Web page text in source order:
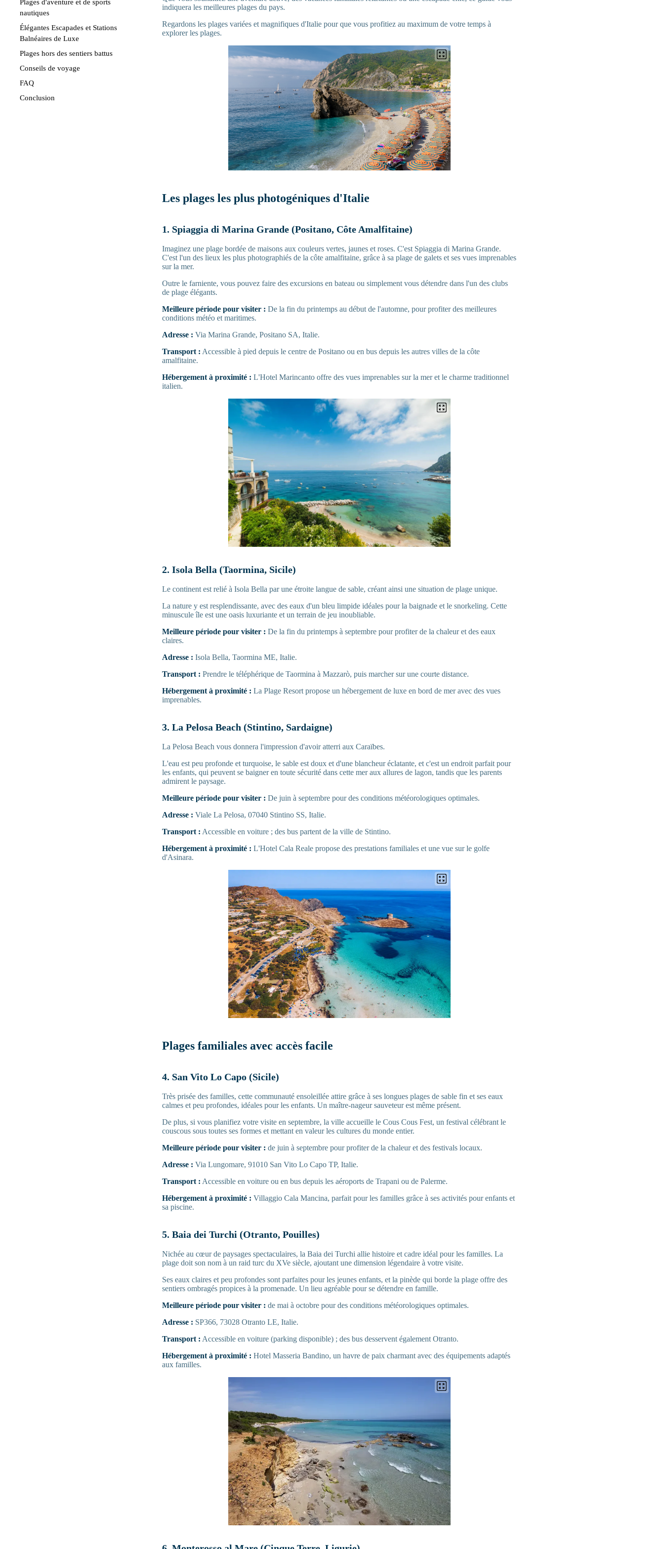
Plages d'aventure et de sports
nautiques
Élégantes Escapades et Stations
Balnéaires de Luxe
Plages hors des sentiers battus
Conseils de voyage
FAQ
Conclusion
indiquera les meilleures plages du pays.
Regardons les plages variées et magnifiques d'Italie pour que vous profitiez au maximum de votre temps à
explorer les plages.
Les plages les plus photogéniques d'Italie
1. Spiaggia di Marina Grande (Positano, Côte Amalfitaine)
Imaginez une plage bordée de maisons aux couleurs vertes, jaunes et roses. C'est Spiaggia di Marina Grande.
C'est l'un des lieux les plus photographiés de la côte amalfitaine, grâce à sa plage de galets et ses vues imprenables
sur la mer.
Outre le farniente, vous pouvez faire des excursions en bateau ou simplement vous détendre dans l'un des clubs
de plage élégants.
Meilleure période pour visiter : De la fin du printemps au début de l'automne, pour profiter des meilleures
conditions météo et maritimes.
Adresse : Via Marina Grande, Positano SA, Italie.
Transport : Accessible à pied depuis le centre de Positano ou en bus depuis les autres villes de la côte
amalfitaine.
Hébergement à proximité : L'Hotel Marincanto offre des vues imprenables sur la mer et le charme traditionnel
italien.
2. Isola Bella (Taormina, Sicile)
Le continent est relié à Isola Bella par une étroite langue de sable, créant ainsi une situation de plage unique.
La nature y est resplendissante, avec des eaux d'un bleu limpide idéales pour la baignade et le snorkeling. Cette
minuscule île est une oasis luxuriante et un terrain de jeu inoubliable.
Meilleure période pour visiter : De la fin du printemps à septembre pour profiter de la chaleur et des eaux
claires.
Adresse : Isola Bella, Taormina ME, Italie.
Transport : Prendre le téléphérique de Taormina à Mazzarò, puis marcher sur une courte distance.
Hébergement à proximité : La Plage Resort propose un hébergement de luxe en bord de mer avec des vues
imprenables.
3. La Pelosa Beach (Stintino, Sardaigne)
La Pelosa Beach vous donnera l'impression d'avoir atterri aux Caraïbes.
L'eau est peu profonde et turquoise, le sable est doux et d'une blancheur éclatante, et c'est un endroit parfait pour
les enfants, qui peuvent se baigner en toute sécurité dans cette mer aux allures de lagon, tandis que les parents
admirent le paysage.
Meilleure période pour visiter : De juin à septembre pour des conditions météorologiques optimales.
Adresse : Viale La Pelosa, 07040 Stintino SS, Italie.
Transport : Accessible en voiture ; des bus partent de la ville de Stintino.
Hébergement à proximité : L'Hotel Cala Reale propose des prestations familiales et une vue sur le golfe
d'Asinara.
Plages familiales avec accès facile
4. San Vito Lo Capo (Sicile)
Très prisée des familles, cette communauté ensoleillée attire grâce à ses longues plages de sable fin et ses eaux
calmes et peu profondes, idéales pour les enfants. Un maître-nageur sauveteur est même présent.
De plus, si vous planifiez votre visite en septembre, la ville accueille le Cous Cous Fest, un festival célébrant le
couscous sous toutes ses formes et mettant en valeur les cultures du monde entier.
Meilleure période pour visiter : de juin à septembre pour profiter de la chaleur et des festivals locaux.
Adresse : Via Lungomare, 91010 San Vito Lo Capo TP, Italie.
Transport : Accessible en voiture ou en bus depuis les aéroports de Trapani ou de Palerme.
Hébergement à proximité : Villaggio Cala Mancina, parfait pour les familles grâce à ses activités pour enfants et
sa piscine.
5. Baia dei Turchi (Otranto, Pouilles)
Nichée au cœur de paysages spectaculaires, la Baia dei Turchi allie histoire et cadre idéal pour les familles. La
plage doit son nom à un raid turc du XVe siècle, ajoutant une dimension légendaire à votre visite.
Ses eaux claires et peu profondes sont parfaites pour les jeunes enfants, et la pinède qui borde la plage offre des
sentiers ombragés propices à la promenade. Un lieu agréable pour se détendre en famille.
Meilleure période pour visiter : de mai à octobre pour des conditions météorologiques optimales.
Adresse : SP366, 73028 Otranto LE, Italie.
Transport : Accessible en voiture (parking disponible) ; des bus desservent également Otranto.
Hébergement à proximité : Hotel Masseria Bandino, un havre de paix charmant avec des équipements adaptés
aux familles.